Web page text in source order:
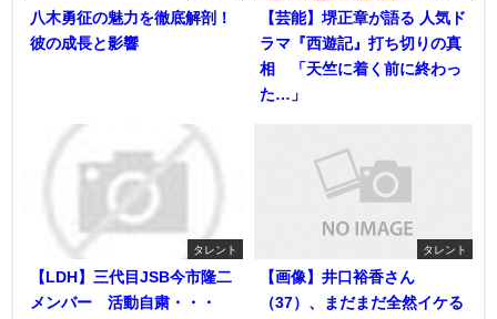
八木勇征の魅力を徹底解剖！
彼の成長と影響
【芸能】堺正章が語る 人気ド
ラマ『西遊記』打ち切りの真
相 「天竺に着く前に終わっ
た…」
タレント
【LDH】三代目JSB今市隆二
メンバー 活動自粛・・・
タレント
【画像】井口裕香さん
（37）、まだまだ全然イケる